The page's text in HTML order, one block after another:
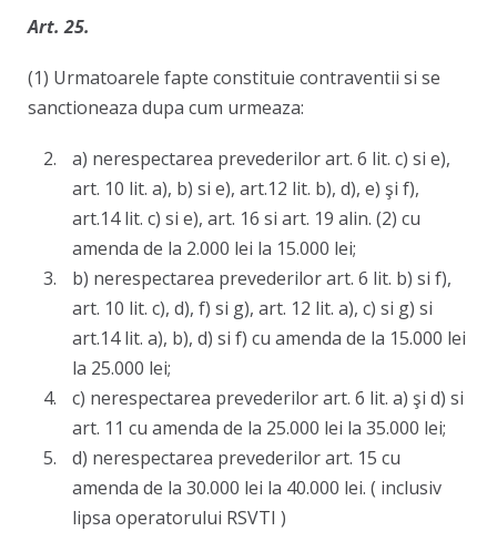
Art. 25.
(1) Urmatoarele fapte constituie contraventii si se
sanctioneaza dupa cum urmeaza:
a) nerespectarea prevederilor art. 6 lit. c) si e),
art. 10 lit. a), b) si e), art.12 lit. b), d), e) şi f),
art.14 lit. c) si e), art. 16 si art. 19 alin. (2) cu
amenda de la 2.000 lei la 15.000 lei;
b) nerespectarea prevederilor art. 6 lit. b) si f),
art. 10 lit. c), d), f) si g), art. 12 lit. a), c) si g) si
art.14 lit. a), b), d) si f) cu amenda de la 15.000 lei
la 25.000 lei;
c) nerespectarea prevederilor art. 6 lit. a) şi d) si
art. 11 cu amenda de la 25.000 lei la 35.000 lei;
d) nerespectarea prevederilor art. 15 cu
amenda de la 30.000 lei la 40.000 lei. ( inclusiv
lipsa operatorului RSVTI )